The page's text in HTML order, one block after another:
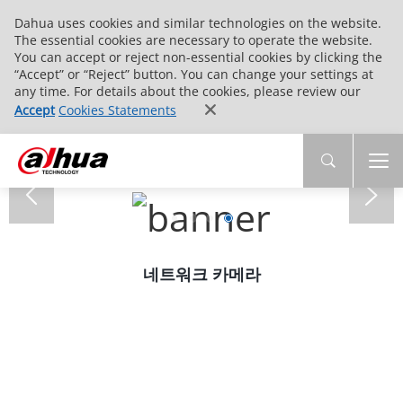
Dahua uses cookies and similar technologies on the website.
The essential cookies are necessary to operate the website.
You can accept or reject non-essential cookies by clicking the
“Accept” or “Reject” button. You can change your settings at
any time. For details about the cookies, please review our
Accept Cookies Statements
네트워크 카메라